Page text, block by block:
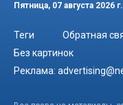
Пятница, 07 августа 2026 г.
Теги Обратная
Без картинок
Реклама: